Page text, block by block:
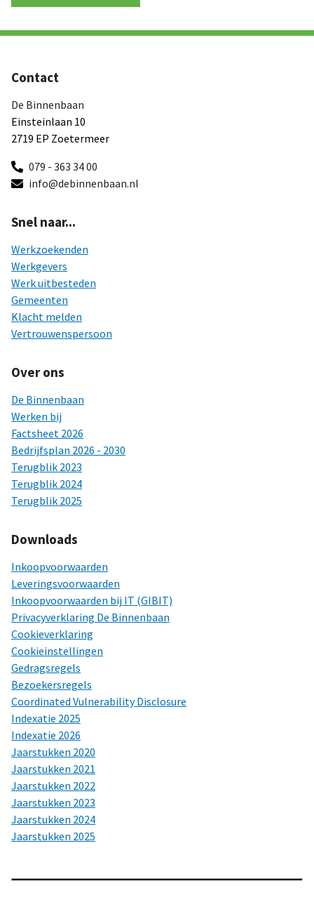
Contact
De Binnenbaan
Einsteinlaan 10
2719 EP Zoetermeer
079 - 363 34 00
info@debinnenbaan.nl
Snel naar...
Werkzoekenden
Werkgevers
Werk uitbesteden
Gemeenten
Klacht melden
Vertrouwenspersoon
Over ons
De Binnenbaan
Werken bij
Factsheet 2026
Bedrijfsplan 2026 - 2030
Terugblik 2023
Terugblik 2024
Terugblik 2025
Downloads
Inkoopvoorwaarden
Leveringsvoorwaarden
Inkoopvoorwaarden bij IT (GIBIT)
Privacyverklaring De Binnenbaan
Cookieverklaring
Cookieinstellingen
Gedragsregels
Bezoekersregels
Coordinated Vulnerability Disclosure
Indexatie 2025
Indexatie 2026
Jaarstukken 2020
Jaarstukken 2021
Jaarstukken 2022
Jaarstukken 2023
Jaarstukken 2024
Jaarstukken 2025